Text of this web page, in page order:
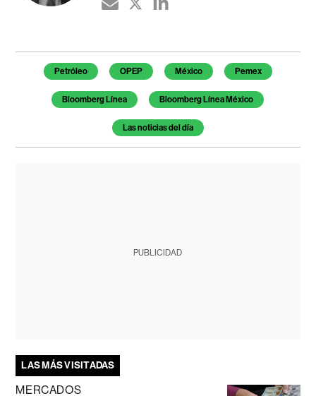
Temas de este artículo
Petróleo OPEP México Pemex
Bloomberg Línea Bloomberg Línea México
Las noticias del día
PUBLICIDAD
LAS MÁS VISITADAS
MERCADOS